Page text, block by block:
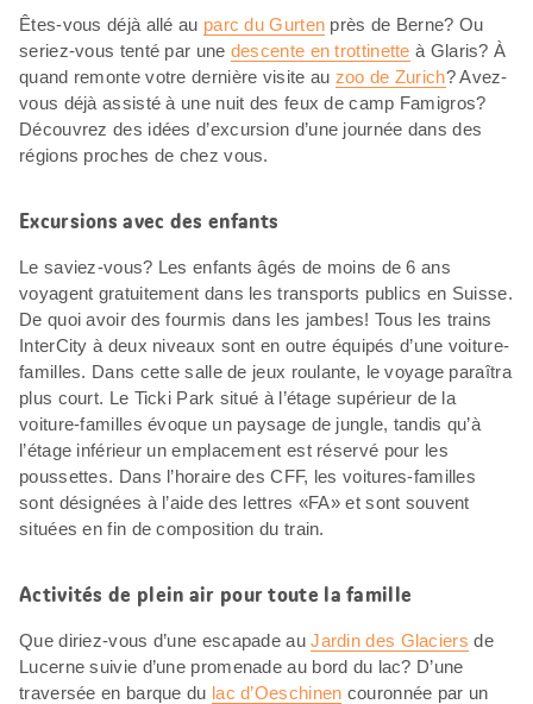
Êtes-vous déjà allé au parc du Gurten près de Berne? Ou
seriez-vous tenté par une descente en trottinette à Glaris? À
quand remonte votre dernière visite au zoo de Zurich? Avez-
vous déjà assisté à une nuit des feux de camp Famigros?
Découvrez des idées d’excursion d’une journée dans des
régions proches de chez vous.
Excursions avec des enfants
Le saviez-vous? Les enfants âgés de moins de 6 ans
voyagent gratuitement dans les transports publics en Suisse.
De quoi avoir des fourmis dans les jambes! Tous les trains
InterCity à deux niveaux sont en outre équipés d’une voiture-
familles. Dans cette salle de jeux roulante, le voyage paraîtra
plus court. Le Ticki Park situé à l’étage supérieur de la
voiture-familles évoque un paysage de jungle, tandis qu’à
l’étage inférieur un emplacement est réservé pour les
poussettes. Dans l’horaire des CFF, les voitures-familles
sont désignées à l’aide des lettres «FA» et sont souvent
situées en fin de composition du train.
Activités de plein air pour toute la famille
Que diriez-vous d’une escapade auJardin des Glaciers de
Lucerne suivie d’une promenade au bord du lac? D’une
traversée en barque du lac d’Oeschinen couronnée par un